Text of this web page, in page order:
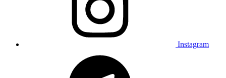
Instagram